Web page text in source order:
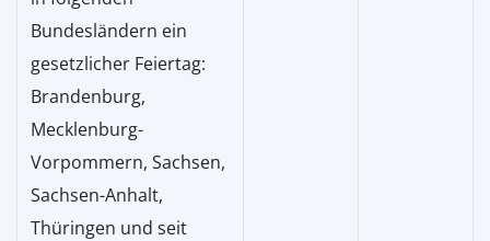
Bundesländern ein
gesetzlicher Feiertag:
Brandenburg,
Mecklenburg-
Vorpommern, Sachsen,
Sachsen-Anhalt,
Thüringen und seit